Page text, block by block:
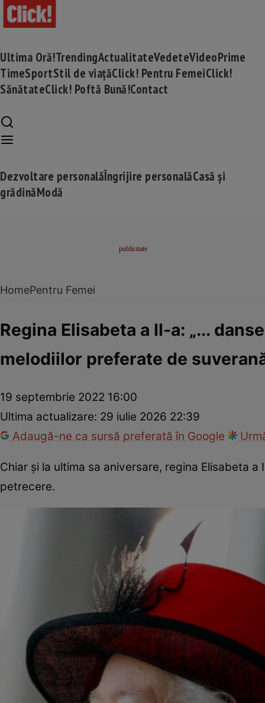
Ultima Oră!TrendingActualitateVedeteVideoPrime
TimeSportStil de viațăClick! Pentru FemeiClick!
SănătateClick! Poftă Bună!Contact
Dezvoltare personalăÎngrijire personalăCasă și
grădinăModă
HomePentru Femei
Regina Elisabeta a II-a: „...
melodiilor preferate de
19 septembrie 2022 16:00
Ultima actualizare: 29 iulie 2026 22:39
Adaugă-ne ca sursă preferată în Google
Chiar şi la ultima sa aniversare, regina Elisabeta
petrecere.